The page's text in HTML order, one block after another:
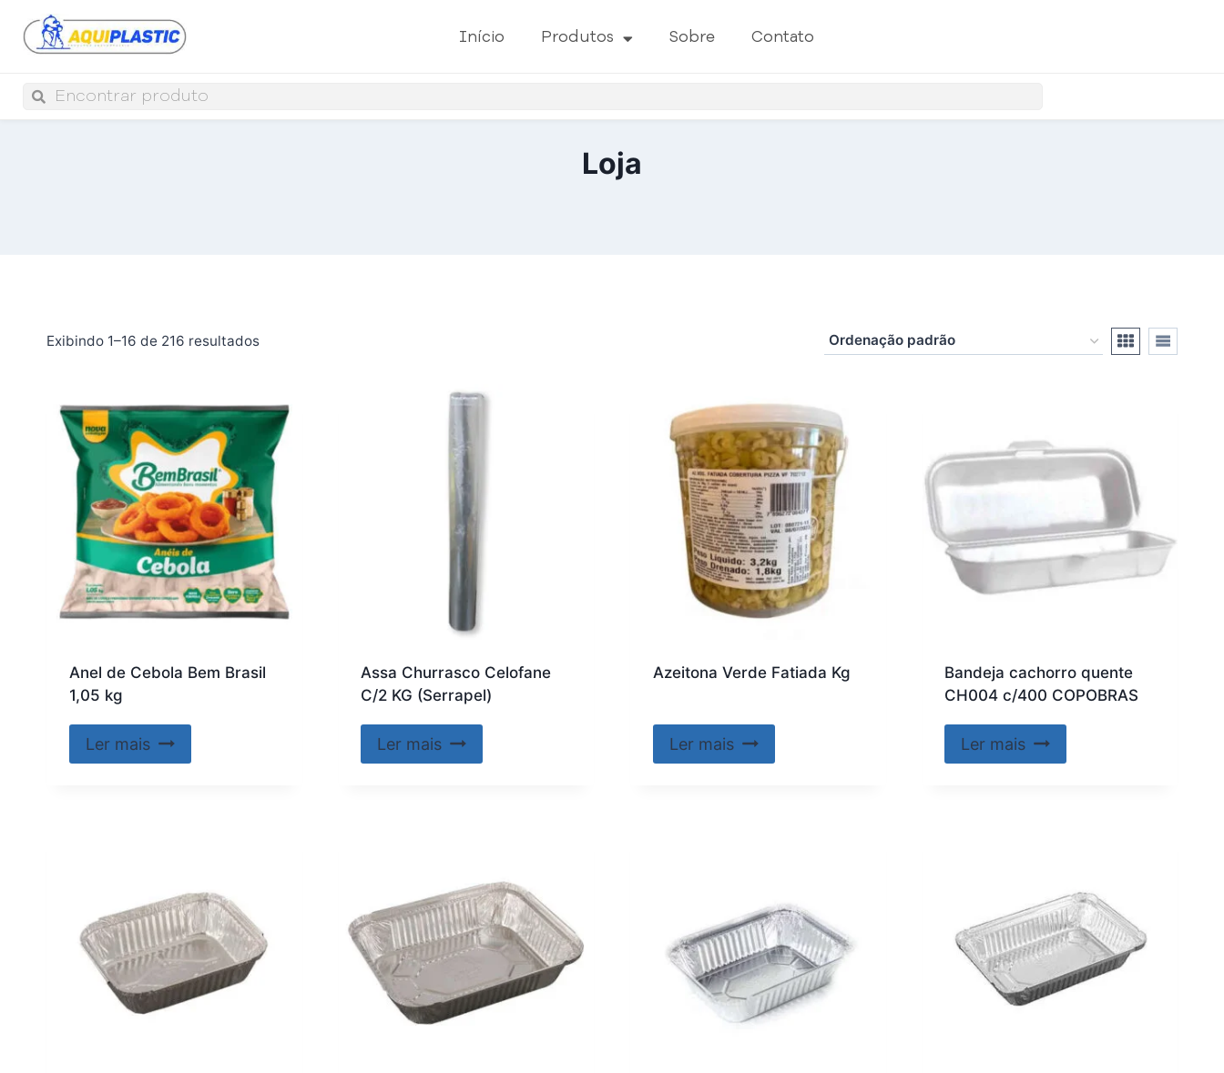
Início Produtos Sobre Contato
Loja
Exibindo 1–16 de 216 resultados
Anel de Cebola Bem Brasil
1,05 kg
Ler mais
Assa Churrasco Celofane
C/2 KG (Serrapel)
Ler mais
Azeitona Verde Fatiada Kg
Ler mais
Bandeja cachorro quente
CH004 c/400 COPOBRAS
Ler mais